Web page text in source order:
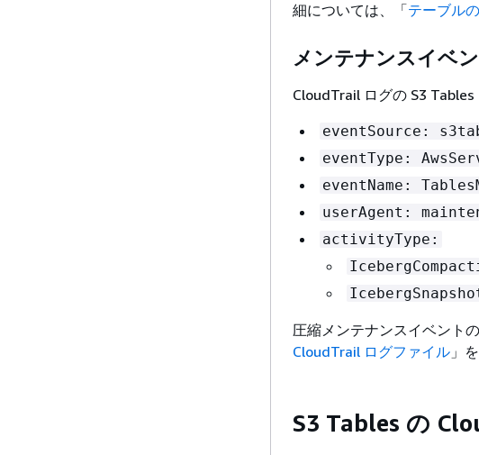
細については、「テーブル
メンテナンスイベ
CloudTrail ログの S3
eventSource:
eventType:
eventName:
userAgent:
activityType:
圧縮メンテナンスイベント
CloudTrail ログファイル 」
S3 Tables の